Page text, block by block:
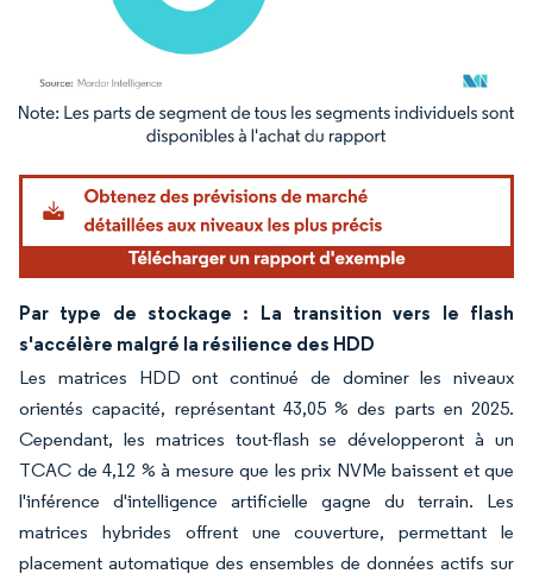
Image © Mordor Intelligence. La réutilisation nécessite une attribution sous CC BY
Par type de stockage : La transition vers le flash
s'accélère malgré la résilience des HDD
Les matrices HDD ont continué de dominer les niveaux
orientés capacité, représentant 43,05 % des parts en 2025.
Cependant, les matrices tout-flash se développeront à un
TCAC de 4,12 % à mesure que les prix NVMe baissent et que
l'inférence d'intelligence artificielle gagne du terrain. Les
matrices hybrides offrent une couverture, permettant le
placement automatique des ensembles de données actifs sur